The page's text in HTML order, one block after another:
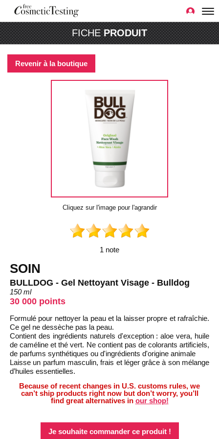
FICHEPRODUIT
Revenir à la boutique
Cliquez sur l'image pour l'agrandir
1 note
SOIN
BULLDOG - Gel Nettoyant Visage - Bulldog
150 ml
30 000 points
Formulé pour nettoyer la peau et la laisser propre et rafraîchie.
Ce gel ne dessèche pas la peau.
Contient des ingrédients naturels d'exception : aloe vera, huile
de caméline et thé vert. Ne contient pas de colorants artificiels,
de parfums synthétiques ou d'ingrédients d'origine animale
Laisse un parfum masculin, frais et léger grâce à son mélange
d’huiles essentielles.
Because of recent changes in U.S. customs rules, we
can’t ship products right now but don’t worry, you’ll
find great alternatives in our shop!
Je souhaite commander ce produit !